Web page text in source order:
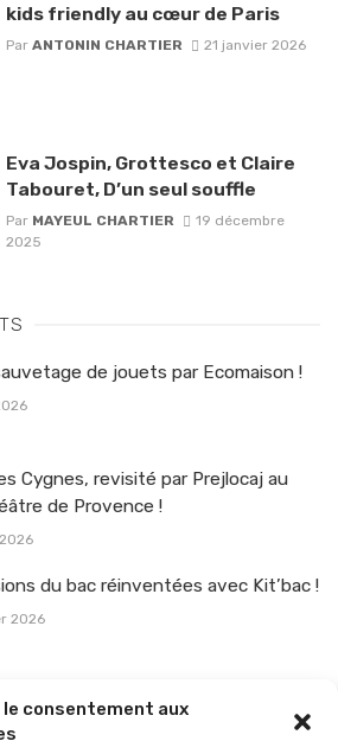
le consentement aux
kids friendly au cœur de Paris
Par ANTONIN CHARTIER 21 janvier 2026
Eva Jospin, Grottesco et Claire
Tabouret, D’un seul souffle
Par MAYEUL CHARTIER
19 décembre
2025
de jouets par Ecomaison !
Cygnes, revisité par Prejlocaj au
de Provence !
du bac réinventées avec Kit’bac !
2026